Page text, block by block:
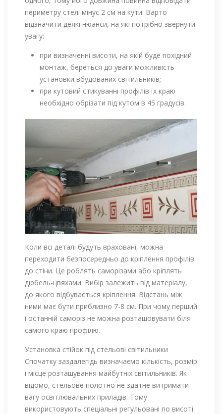
периметру стелі мінус 2 см на кути. Варто
відзначити деякі нюанси, на які потрібно звернути
увагу:
при визначенні висоти, на якій буде похідний
монтаж, береться до уваги можливість
установки вбудованих світильників;
при кутовий стикуванні профілів їх краю
необхідно обрізати під кутом в 45 градусів.
Коли всі деталі будуть враховані, можна
переходити безпосередньо до кріплення профілів
до стіни. Це роблять саморізами або кріплять
дюбель-цвяхами. Вибір залежить від матеріалу,
до якого відбувається кріплення. Відстань між
ними має бути приблизно 7-8 см. При чому перший
і останній саморіз не можна розташовувати біля
самого краю профілю.
Установка стійок під стельові світильники
Спочатку заздалегідь визначаємо кількість, розмір
і місце розташування майбутніх світильників. Як
відомо, стельове полотно не здатне витримати
вагу освітлювальних приладів. Тому
використовують спеціальні регульовані по висоті